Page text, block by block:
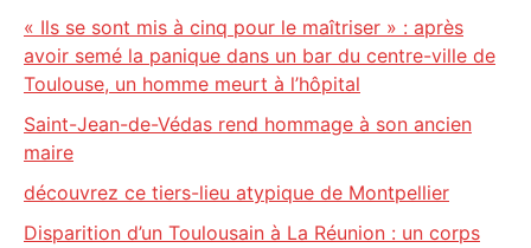
« Ils se sont mis à cinq pour le maîtriser » : après
avoir semé la panique dans un bar du centre-ville de
Toulouse, un homme meurt à l’hôpital
Saint-Jean-de-Védas rend hommage à son ancien
maire
découvrez ce tiers-lieu atypique de Montpellier
Disparition d’un Toulousain à La Réunion : un corps